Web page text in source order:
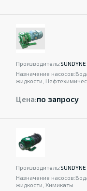
Производитель:SUNDYNE
Назначение насосов:
жидкости,
Цена:по запросу
Производитель:SUNDYNE
Назначение насосов:
жидкости, Химикаты